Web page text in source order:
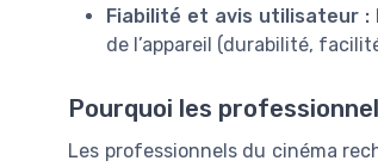
Fiabilité et avis utilisateur :
de l’appareil (durabilité,
Pourquoi les
Les professionnels du cinéma